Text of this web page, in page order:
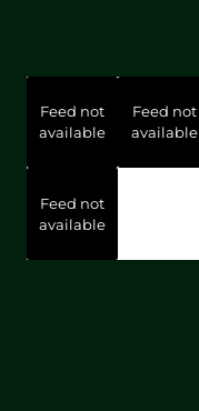
Feed not
available
Feed not
available
Feed not
available